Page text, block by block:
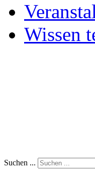
Wissen
Suchen ...